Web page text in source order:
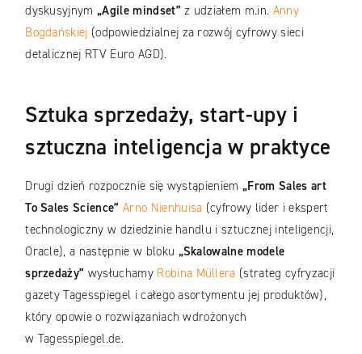
dyskusyjnym„Agilemindset” z udziałem m.in. Anny
Bogdańskiej (odpowiedzialnej za rozwój cyfrowy sieci
detalicznej RTV Euro AGD).
Sztuka sprzedaży, start-upyi
sztuczna inteligencja w praktyce
Drugi dzień rozpocznie się wystąpieniem„From Sales art
To Sales Science” Arno Nienhuisa (cyfrowy lider i ekspert
technologiczny w dziedzinie handlu i sztucznej inteligencji,
Oracle), a następnie w bloku „Skalowalne modele
sprzedaży” wysłuchamy Robina Müllera (strateg cyfryzacji
gazety Tagesspiegel i całego asortymentu jej produktów),
który opowie o rozwiązaniach wdrożonych
w Tagesspiegel.de.